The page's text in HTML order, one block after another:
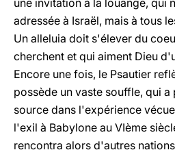
une invitation à la louange, qui
adressée à Israël, mais à tous
Un alleluia doit s'élever du
cherchent et qui aiment Dieu
Encore une fois, le Psautier
possède un vaste souffle, qui a
source dans l'expérience
l'exil à Babylone au VIème
rencontra alors d'autres